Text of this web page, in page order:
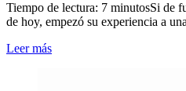
Tiempo de lectura: 7 minutosSi de
de hoy, empezó su experiencia a
Leer más